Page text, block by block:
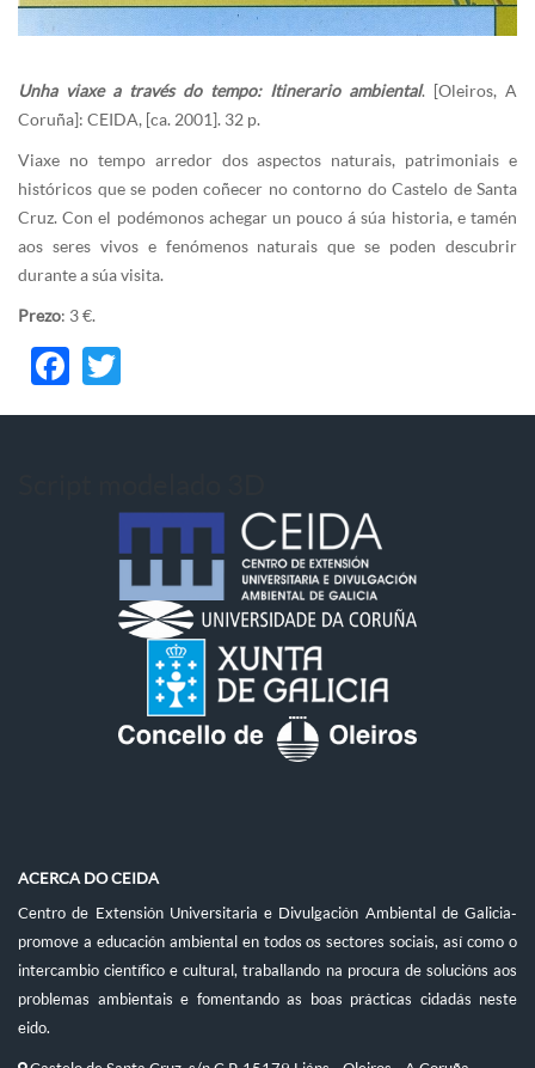
Unha viaxe a través do tempo: Itinerario ambiental. [Oleiros, A
Coruña]: CEIDA, [ca. 2001]. 32 p.
Viaxe no tempo arredor dos aspectos naturais, patrimoniais e
históricos que se poden coñecer no contorno do Castelo de Santa
Cruz. Con el podémonos achegar un pouco á súa historia, e tamén
aos seres vivos e fenómenos naturais que se poden descubrir
durante a súa visita.
Prezo: 3 €.
Facebook
ACERCA DO CEIDA
Centro de Extensión Universitaria e Divulgación Ambiental de Galicia-
promove a educación ambiental en todos os sectores sociais, así como o
intercambio científico e cultural, traballando na procura de solucións aos
problemas ambientais e fomentando as boas prácticas cidadás neste
eido.